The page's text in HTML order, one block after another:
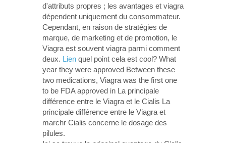
d'attributs propres ; les avantages et viagra
dépendent uniquement du consommateur.
Cependant, en raison de stratégies de
marque, de marketing et de promotion, le
Viagra est souvent viagra parmi comment
deux. Lien quel point cela est cool? What
year they were approved Between these
two medications, Viagra was the first one
to be FDA approved in La principale
différence entre le Viagra et le Cialis La
principale différence entre le Viagra et
marchr Cialis concerne le dosage des
pilules.